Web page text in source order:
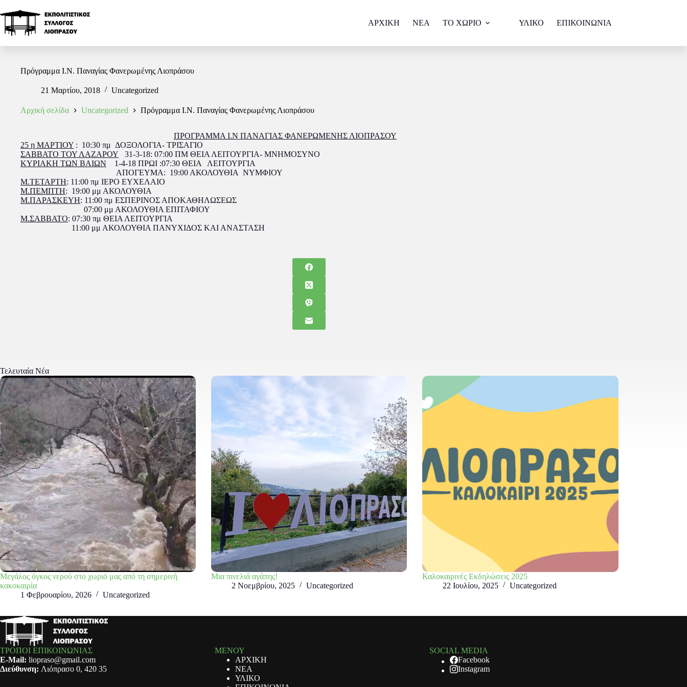
ΑΡΧΙΚΗ NEA ΤΟ ΧΩΡΙΟ ΥΛΙΚΟ ΕΠΙΚΟΙΝΩΝΙΑ
Πρόγραμμα Ι.Ν. Παναγίας Φανερωμένης Λιοπράσου
21 Μαρτίου, 2018 Uncategorized
Αρχική σελίδα Uncategorized Πρόγραμμα Ι.Ν. Παναγίας Φανερωμένης Λιοπράσου
ΠΡΟΓΡΑΜΜΑ Ι.Ν ΠΑΝΑΓΙΑΣ ΦΑΝΕΡΩΜΕΝΗΣ ΛΙΟΠΡΑΣΟΥ
25 η ΜΑΡΤΙΟΥ : 10:30 πμ ΔΟΞΟΛΟΓΙΑ- ΤΡΙΣΑΓΙΟ
ΣΑΒΒΑΤΟ ΤΟΥ ΛΑΖΑΡΟΥ 31-3-18: 07:00 ΠΜ ΘΕΙΑ ΛΕΙΤΟΥΡΓΙΑ- ΜΝΗΜΟΣΥΝΟ
ΚΥΡΙΑΚΗ ΤΩΝ ΒΑΙΩΝ 1-4-18 ΠΡΩΙ :07:30 ΘΕΙΑ ΛΕΙΤΟΥΡΓΙΑ
ΑΠΟΓΕΥΜΑ: 19:00 ΑΚΟΛΟΥΘΙΑ ΝΥΜΦΙΟΥ
Μ.ΤΕΤΑΡΤΗ: 11:00 πμ ΙΕΡΟ ΕΥΧΕΛΑΙΟ
Μ.ΠΕΜΠΤΗ: 19:00 μμ ΑΚΟΛΟΥΘΙΑ
Μ.ΠΑΡΑΣΚΕΥΗ: 11:00 πμ ΕΣΠΕΡΙΝΟΣ ΑΠΟΚΑΘΗΛΩΣΕΩΣ
07:00 μμ ΑΚΟΛΟΥΘΙΑ ΕΠΙΤΑΦΙΟΥ
Μ.ΣΑΒΒΑΤΟ: 07:30 πμ ΘΕΙΑ ΛΕΙΤΟΥΡΓΙΑ
11:00 μμ ΑΚΟΛΟΥΘΙΑ ΠΑΝΥΧΙΔΟΣ ΚΑΙ ΑΝΑΣΤΑΣΗ
Τελευταία Νέα
Μεγάλος όγκος νερού στο χωριό μας από τη σημερινή
κακοκαιρία
1 Φεβρουαρίου, 2026
Uncategorized
Μια πινελιά αγάπης!
2 Νοεμβρίου, 2025
Uncategorized
Καλοκαιρινές Εκδηλώσεις 2025
22 Ιουλίου, 2025
Uncategorized
ΤΡΟΠΟΙ ΕΠΙΚΟΙΝΩΝΙΑΣ
E-Mail: liopraso@gmail.com
Διεύθυνση: Λιόπρασο 0, 420 35
ΜΕΝΟΥ
ΑΡΧΙΚΗ
ΝΕΑ
ΥΛΙΚΟ
SOCIAL MEDIA
Facebook
Instagram